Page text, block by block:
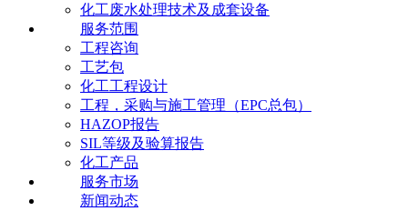
化工废水处理技术及成套设备
服务范围
工程咨询
工艺包
化工工程设计
工程，采购与施工管理（EPC总包）
HAZOP报告
SIL等级及验算报告
化工产品
服务市场
新闻动态